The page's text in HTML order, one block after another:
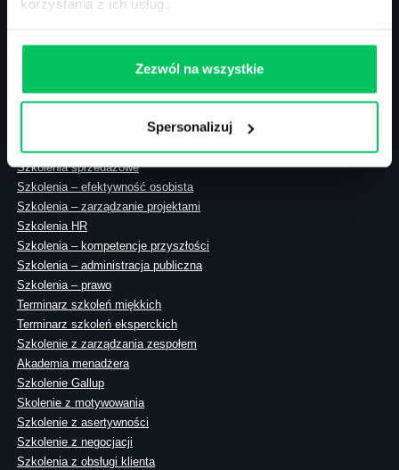
korzystania z ich usług.
Zezwól na wszystkie
Spersonalizuj
00-394 Warszawa
Szkolenia menedżerskie
Szkolenia sprzedażowe
Szkolenia – efektywność osobista
Szkolenia – zarządzanie projektami
Szkolenia HR
Szkolenia – kompetencje przyszłości
Szkolenia – administracja publiczna
Szkolenia – prawo
Terminarz szkoleń miękkich
Terminarz szkoleń eksperckich
Szkolenie z zarządzania zespołem
Akademia menadżera
Szkolenie Gallup
Skolenie z motywowania
Szkolenie z asertywności
Szkolenie z negocjacji
Szkolenia z obsługi klienta